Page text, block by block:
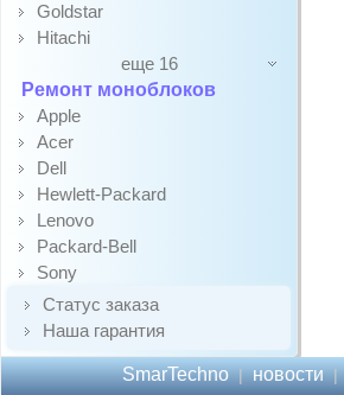
Goldstar
Hitachi
еще 16
Ремонт моноблоков
Apple
Acer
Dell
Hewlett-Packard
Lenovo
Packard-Bell
Sony
Статус заказа
Наша гарантия
SmarTechno | новости |